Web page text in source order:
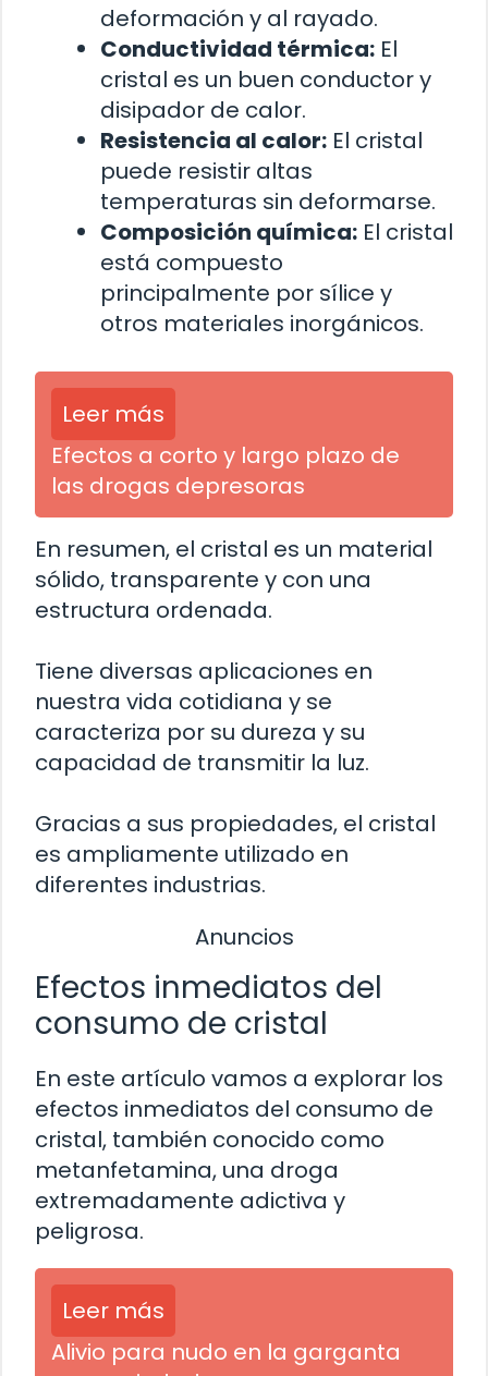
deformación y al rayado.
Conductividad térmica: El
cristal es un buen conductor y
disipador de calor.
Resistencia al calor: El cristal
puede resistir altas
temperaturas sin deformarse.
Composición química: El cristal
está compuesto
principalmente por sílice y
otros materiales inorgánicos.
Leer más
Efectos a corto y largo plazo de
las drogas depresoras
En resumen, el cristal es un material
sólido, transparente y con una
estructura ordenada.
Tiene diversas aplicaciones en
nuestra vida cotidiana y se
caracteriza por su dureza y su
capacidad de transmitir la luz.
Gracias a sus propiedades, el cristal
es ampliamente utilizado en
diferentes industrias.
Anuncios
Efectos inmediatos del
consumo de cristal
En este artículo vamos a explorar los
efectos inmediatos del consumo de
cristal, también conocido como
metanfetamina, una droga
extremadamente adictiva y
peligrosa.
Leer más
Alivio para nudo en la garganta